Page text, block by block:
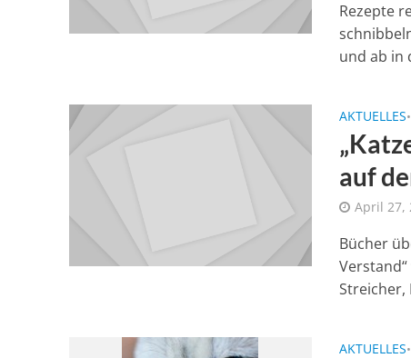
Rezepte
und ab in
AKTUELLES•
auf
April 27,
Bücher
Streicher,
AKTUELLES•